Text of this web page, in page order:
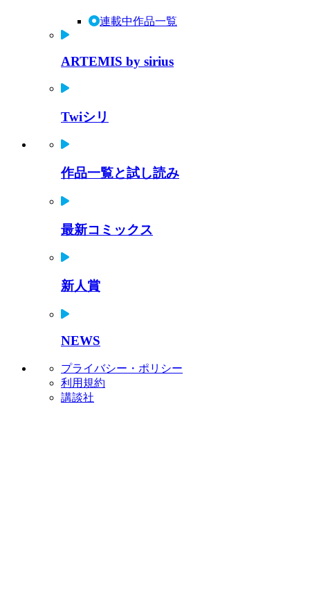
連載中作品一覧
ARTEMIS by sirius
Twiシリ
作品一覧と試し読み
最新コミックス
新人賞
NEWS
プライバシー・ポリシー
利用規約
講談社